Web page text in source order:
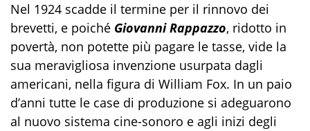
Nel 1924 scadde il termine per il rinnovo dei
brevetti, e poiché Giovanni Rappazzo, ridotto in
povertà, non potette più pagare le tasse, vide la
sua meravigliosa invenzione usurpata dagli
americani, nella figura di William Fox. In un paio
d’anni tutte le case di produzione si adeguarono
al nuovo sistema cine-sonoro e agli inizi degli